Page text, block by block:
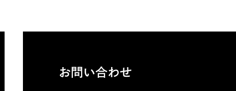
お問い合わせ